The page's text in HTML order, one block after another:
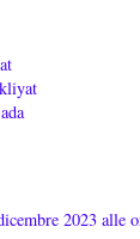
2023 alle